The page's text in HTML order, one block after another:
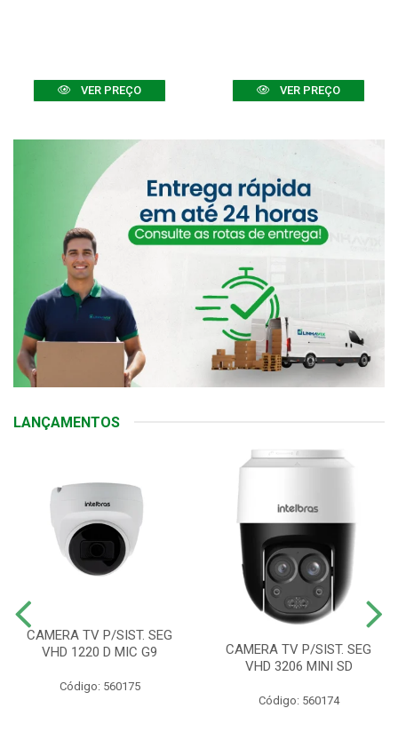
VER PREÇO VER PREÇO
LANÇAMENTOS
CAMERA TV P/SIST. SEG
VHD 1220 D MIC G9
Código: 560175
CAMERA TV P/SIST. SEG
VHD 3206 MINI SD
Código: 560174